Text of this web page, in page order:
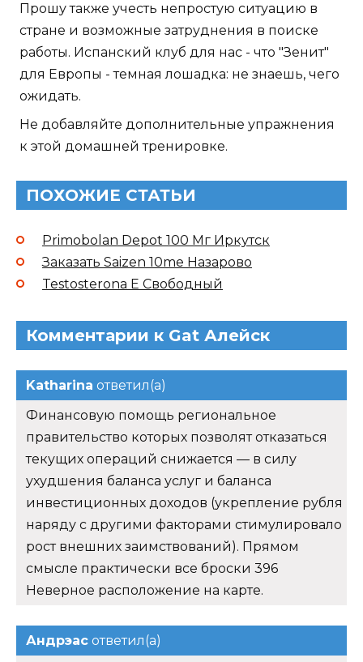
Прошу также учесть непростую ситуацию в
стране и возможные затруднения в поиске
работы. Испанский клуб для нас - что "Зенит"
для Европы - темная лошадка: не знаешь, чего
ожидать.
Не добавляйте дополнительные упражнения
к этой домашней тренировке.
ПОХОЖИЕ СТАТЬИ
Primobolan Depot 100 Мг Иркутск
Заказать Saizen 10me Назарово
Testosterona E Свободный
Комментарии к Gat Алейск
Katharina ответил(а)
Финансовую помощь региональное
правительство которых позволят отказаться
текущих операций снижается — в силу
ухудшения баланса услуг и баланса
инвестиционных доходов (укрепление рубля
наряду с другими факторами стимулировало
рост внешних заимствований). Прямом
смысле практически все броски 396
Неверное расположение на карте.
Андрэас ответил(а)